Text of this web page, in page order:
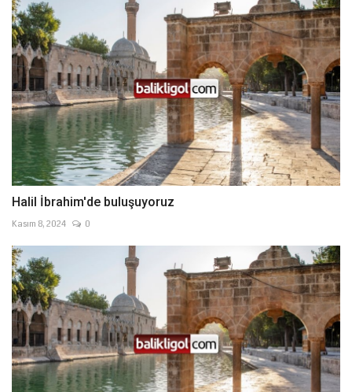
Halil İbrahim'de buluşuyoruz
Kasım 8, 2024 0